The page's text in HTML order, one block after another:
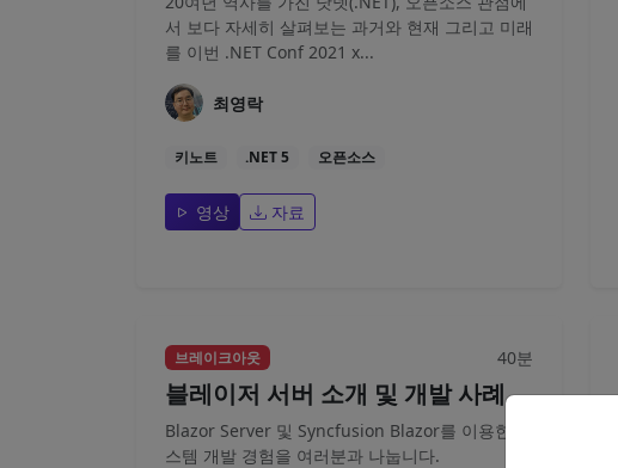
서 보다 자세히 살펴보는 과거와 현재 그리고 미래
를 이번 .NET Conf 2021 x...
최영락
키노트 .NET 5 오픈소스
영상 자료
브레이크아웃 40분
블레이저 서버 소개 및 개발 사례
Blazor Server 및 Syncfusion Blazor를 이용한 시
스템 개발 경험을 여러분과 나눕니다.